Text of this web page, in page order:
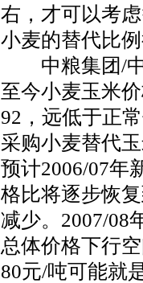
右，才可以考
小麦的替代比
中粮集团/中
至今小麦玉米
92，远低于正
采购小麦替代
预计2006/07年
格比将逐步恢
减少。2007/08
总体价格下行
80元/吨可能就